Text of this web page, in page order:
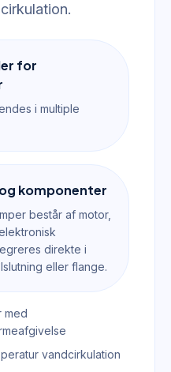
for
i multiple
komponenter
består af motor,
direkte i
eller flange.
med
vandcirkulation